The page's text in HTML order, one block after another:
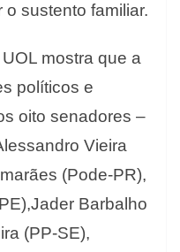
o sustento familiar.
mostra que a
políticos e
oito senadores –
Vieira
(Pode-PR),
Barbalho
(PP-SE),